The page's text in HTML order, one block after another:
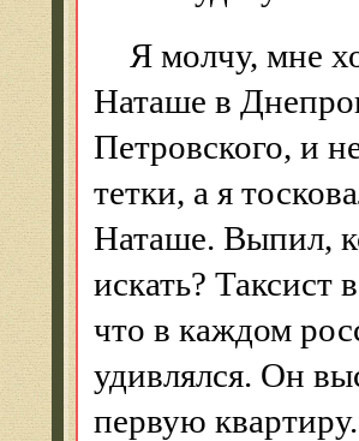
Я молчу, мне
Наташе в
Петровского, и
тетки, а я
Наташе. Выпил,
искать? Таксист
что в каждом
удивлялся. Он
первую